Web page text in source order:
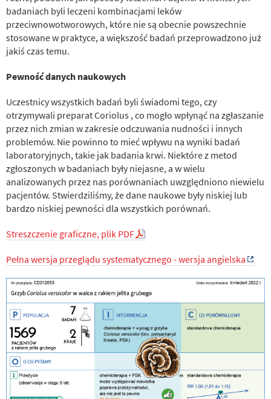
badaniach byli leczeni kombinacjami leków
przeciwnowotworowych, które nie są obecnie powszechnie
stosowane w praktyce, a większość badań przeprowadzono już
jakiś czas temu.
Pewność danych naukowych
Uczestnicy wszystkich badań byli świadomi tego, czy
otrzymywali preparat Coriolus , co mogło wpłynąć na zgłaszanie
przez nich zmian w zakresie odczuwania nudności i innych
problemów. Nie powinno to mieć wpływu na wyniki badań
laboratoryjnych, takie jak badania krwi. Niektóre z metod
zgłoszonych w badaniach były niejasne, a w wielu
analizowanych przez nas porównaniach uwzględniono niewielu
pacjentów. Stwierdziliśmy, że dane naukowe były niskiej lub
bardzo niskiej pewności dla wszystkich porównań.
Streszczenie graficzne, plik PDF
Pełna wersja przeglądu systematycznego - wersja angielska